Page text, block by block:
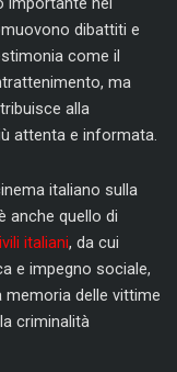
dibattiti e
come il
ma
alla
attenta e informata.
italiano sulla
anche quello di
italiani, da cui
e impegno sociale,
delle vittime
criminalità